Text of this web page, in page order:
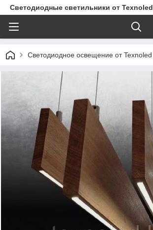
Светодиодные светильники от Texnoled
Светодиодное освещение от Texnoled